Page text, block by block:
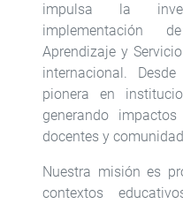
impulsa la
implementación
Aprendizaje y
internacional.
pionera en
generando
docentes y
Nuestra misión es
contextos